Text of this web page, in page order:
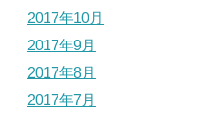
2017年10月
2017年9月
2017年8月
2017年7月